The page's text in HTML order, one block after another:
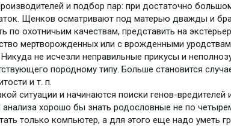
и подбор пар: при достаточно
Щенков осматривают под матерью дважды и
по охотничьим качествам, представить на
мертворожденных или с врожденными
Никуда не исчезли неправильные прикусы и
породному типу. Больше становится
и т. п.
ситуации и начинаются поиски генов-
анализа хорошо бы знать родословные не по
только компьютер, а для этого еще надо уметь